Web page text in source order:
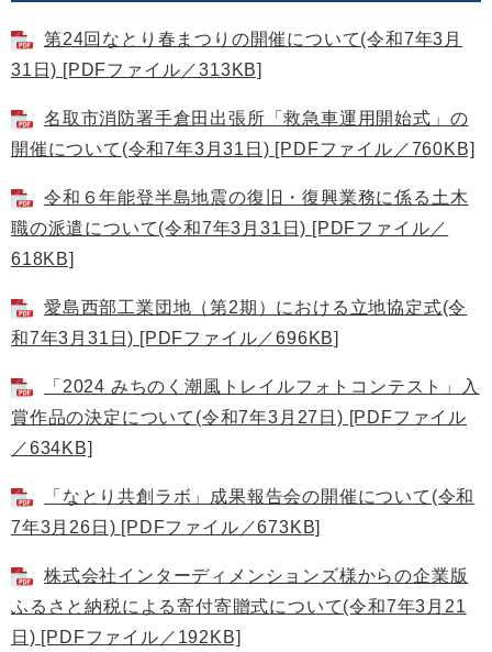
第24回なとり春まつりの開催について(令和7年3月
31日) [PDFファイル／313KB]
名取市消防署手倉田出張所「救急車運用開始式」の
開催について(令和7年3月31日) [PDFファイル／760KB]
令和６年能登半島地震の復旧・復興業務に係る土木
職の派遣について(令和7年3月31日) [PDFファイル／
618KB]
愛島西部工業団地（第2期）における立地協定式(令
和7年3月31日) [PDFファイル／696KB]
「2024 みちのく潮風トレイルフォトコンテスト」入
賞作品の決定について(令和7年3月27日) [PDFファイル
／634KB]
「なとり共創ラボ」成果報告会の開催について(令和
7年3月26日) [PDFファイル／673KB]
株式会社インターディメンションズ様からの企業版
ふるさと納税による寄付寄贈式について(令和7年3月21
日) [PDFファイル／192KB]